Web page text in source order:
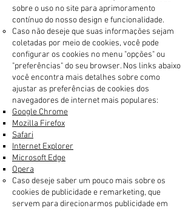
sobre o uso no site para aprimoramento
contínuo do nosso design e funcionalidade.
Caso não deseje que suas informações sejam
coletadas por meio de cookies, você pode
configurar os cookies no menu "opções" ou
"preferências" do seu browser. Nos links abaixo
você encontra mais detalhes sobre como
ajustar as preferências de cookies dos
navegadores de internet mais populares:
Google Chrome
Mozilla Firefox
Safari
Internet Explorer
Microsoft Edge
Opera
Caso deseje saber um pouco mais sobre os
cookies de publicidade e remarketing, que
servem para direcionarmos publicidade em